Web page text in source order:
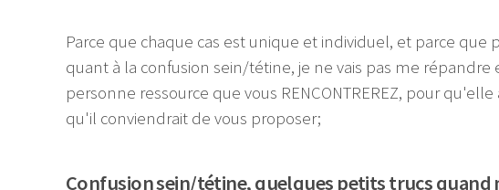
Parce que chaque cas est unique et individuel, et parce que
quant à la confusion sein/tétine, je ne vais pas me
personne ressource que vous RENCONTREREZ, pour
qu'il conviendrait de vous proposer;
Confusion sein/tétine, quelques petits trucs quand